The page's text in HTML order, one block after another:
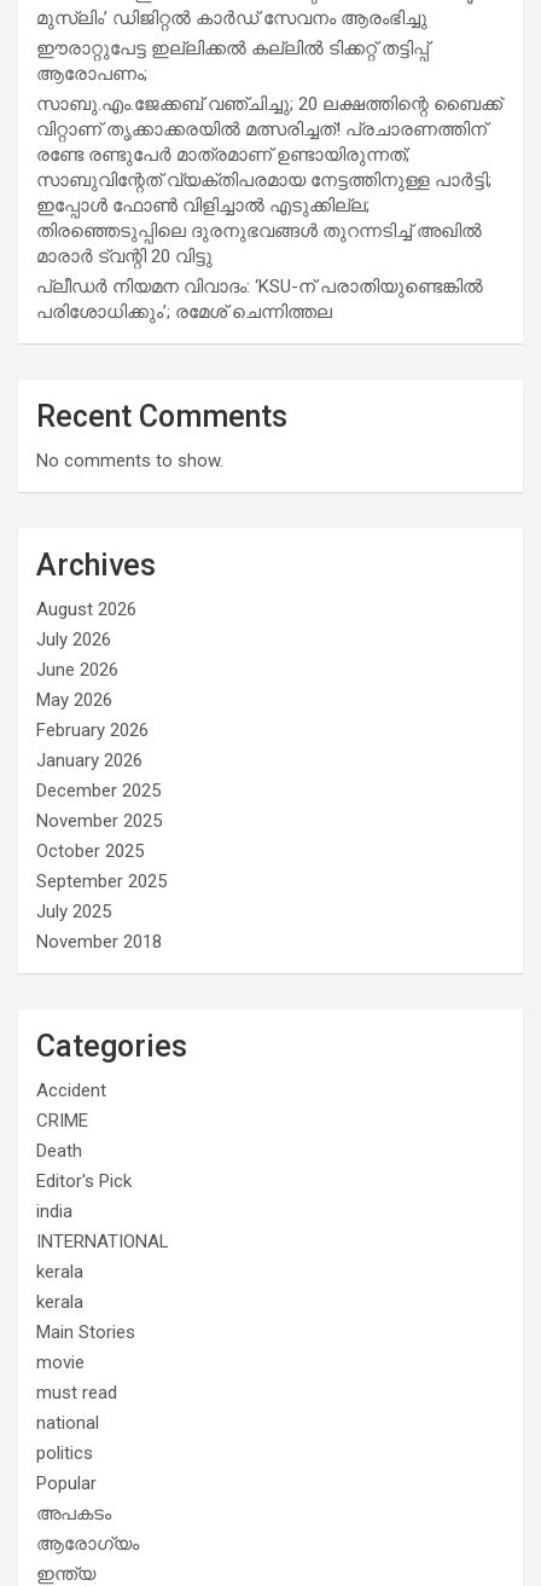
മുസ്ലിം’ ഡിജിറ്റല്‍ കാര്‍ഡ് സേവനം ആരംഭിച്ചു
ഈരാറ്റുപേട്ട ഇല്ലിക്കൽ കല്ലിൽ ടിക്കറ്റ് തട്ടിപ്പ്
ആരോപണം;
സാബു.എം.ജേക്കബ് വഞ്ചിച്ചു; 20 ലക്ഷത്തിന്റെ ബൈക്ക്
വിറ്റാണ് തൃക്കാക്കരയില്‍ മത്സരിച്ചത്! പ്രചാരണത്തിന്
രണ്ടേ രണ്ടുപേര്‍ മാത്രമാണ് ഉണ്ടായിരുന്നത്;
സാബുവിന്റേത് വ്യക്തിപരമായ നേട്ടത്തിനുള്ള പാര്‍ട്ടി;
ഇപ്പോള്‍ ഫോണ്‍ വിളിച്ചാല്‍ എടുക്കില്ല;
തിരഞ്ഞെടുപ്പിലെ ദുരനുഭവങ്ങള്‍ തുറന്നടിച്ച് അഖില്‍
മാരാര്‍ ട്വന്റി 20 വിട്ടു
പ്ലീഡർ നിയമന വിവാദം: ‘KSU-ന് പരാതിയുണ്ടെങ്കിൽ
പരിശോധിക്കും’; രമേശ് ചെന്നിത്തല
Recent Comments
No comments to show.
Archives
August 2026
July 2026
June 2026
May 2026
February 2026
January 2026
December 2025
November 2025
October 2025
September 2025
July 2025
November 2018
Categories
Accident
CRIME
Death
Editor's Pick
india
INTERNATIONAL
kerala
kerala
Main Stories
movie
must read
national
politics
Popular
അപകടം
ആരോഗ്യം
ഇന്ത്യ